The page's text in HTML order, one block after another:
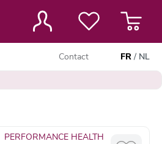
Contact FR / NL
PERFORMANCE HEALTH